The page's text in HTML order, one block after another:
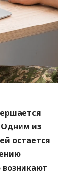
Одним из
остается